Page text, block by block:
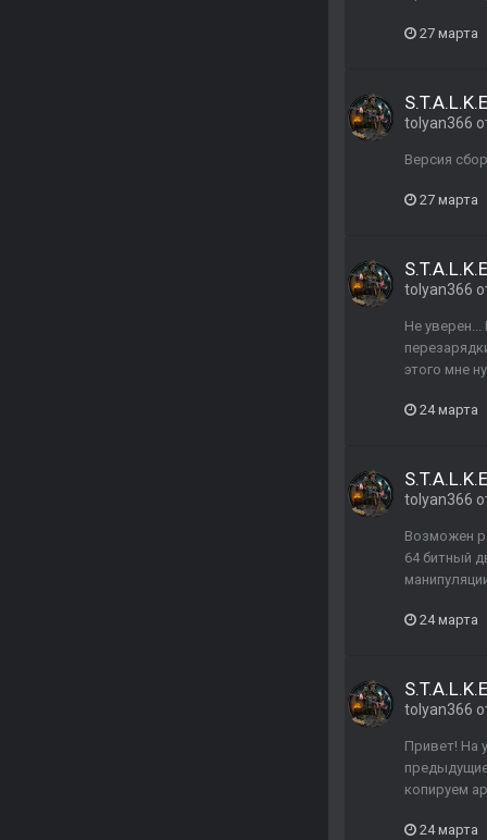
27 марта
tolyan366
Версия
27 марта
tolyan366
Не
этого мне
24 марта
tolyan366
Возможен
64 битный
24 марта
tolyan366
Привет! На
копируем
24 марта